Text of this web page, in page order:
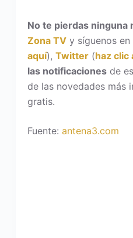
No te pierdas ninguna
Zona TVy síguenos en
aquí), Twitter(haz clic
las notificacionesde
de las novedades más
gratis.
Fuente: antena3.com